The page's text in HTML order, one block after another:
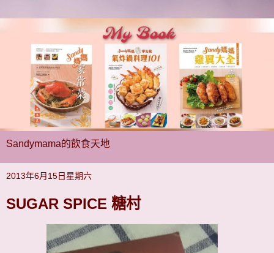
Sandymama的飲食天地
2013年6月15日星期六
SUGAR SPICE 糖村